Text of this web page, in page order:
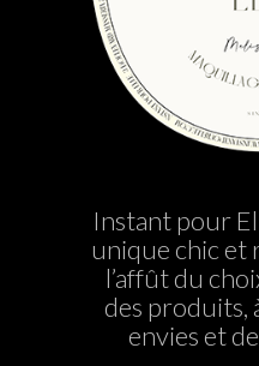
Instant pour
unique chic et
l’affût du
des produits,
envies et